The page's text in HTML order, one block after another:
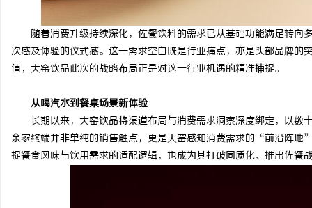
随着消费升级持续深化，佐餐饮料的需求已从基础功能满足转
次感及体验的仪式感。这一需求空白既是行业痛点，亦是头部品牌
值，大窑饮品此次的战略布局正是对这一行业机遇的精准捕捉。
从喝汽水到餐桌场景新体验
长期以来，大窑饮品将渠道布局与消费需求洞察深度绑定，以
余家终端并非单纯的销售触点，更是大窑感知消费需求的“前沿阵
捉餐食风味与饮用需求的适配逻辑，也成为其打破同质化、推出佐餐